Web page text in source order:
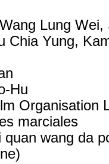
Lung Wei,
Chia Yung,
Hu
Organisation
marciales
wang da